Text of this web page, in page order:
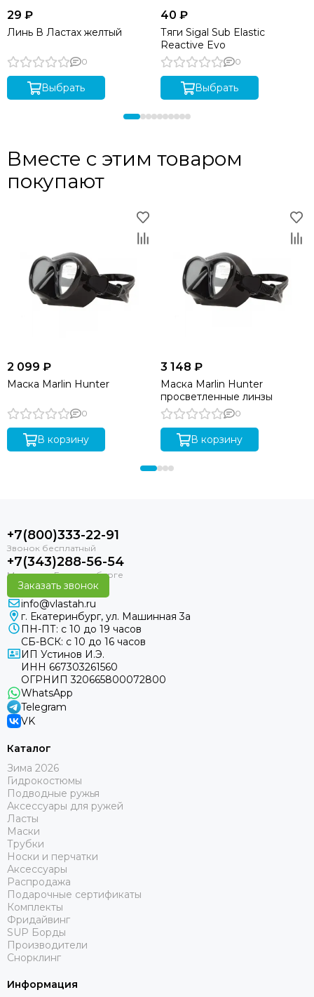
29 ₽
Линь В Ластах желтый
0
Выбрать
40 ₽
Тяги Sigal Sub Elastic
Reactive Evo
0
Выбрать
Вместе с этим товаром
покупают
2 099 ₽
Маска Marlin Hunter
0
В корзину
3 148 ₽
Маска Marlin Hunter
просветленные линзы
0
В корзину
+7(800)333-22-91
+7(343)288-56-54
Заказать звонок
info@vlastah.ru
г. Екатеринбург, ул. Машинная 3а
ПН-ПТ: с 10 до 19 часов
СБ-ВСК: с 10 до 16 часов
ИП Устинов И.Э.
ИНН 667303261560
ОГРНИП 320665800072800
WhatsApp
Telegram
VK
Каталог
Зима 2026
Гидрокостюмы
Подводные ружья
Аксессуары для ружей
Ласты
Маски
Трубки
Носки и перчатки
Аксессуары
Распродажа
Подарочные сертификаты
Комплекты
Фридайвинг
SUP Борды
Производители
Снорклинг
Информация